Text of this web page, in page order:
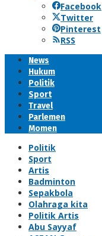
Facebook
Twitter
Pinterest
RSS
News
Hukum
Politik
Sport
Travel
Parlemen
Momen
Politik
Sport
Artis
Badminton
Sepakbola
Olahraga kita
Politik Artis
Abu Sayyaf